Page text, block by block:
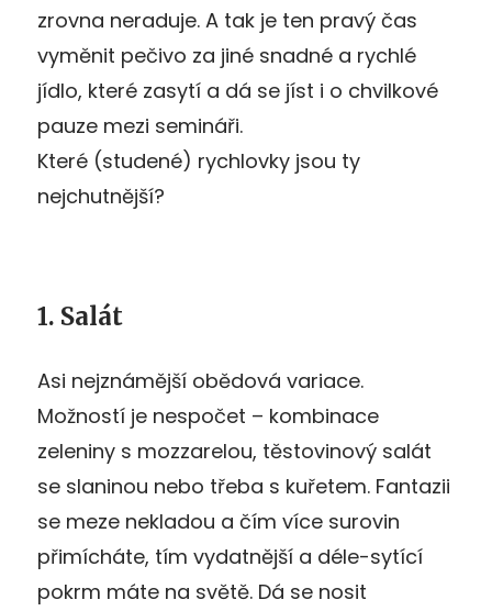
zrovna neraduje. A tak je ten pravý čas
vyměnit pečivo za jiné snadné a rychlé
jídlo, které zasytí a dá se jíst i o chvilkové
pauze mezi semináři.
Které (studené) rychlovky jsou ty
nejchutnější?
1. Salát
Asi nejznámější obědová variace.
Možností je nespočet – kombinace
zeleniny s mozzarelou, těstovinový salát
se slaninou nebo třeba s kuřetem. Fantazii
se meze nekladou a čím více surovin
přimícháte, tím vydatnější a déle-sytící
pokrm máte na světě. Dá se nosit